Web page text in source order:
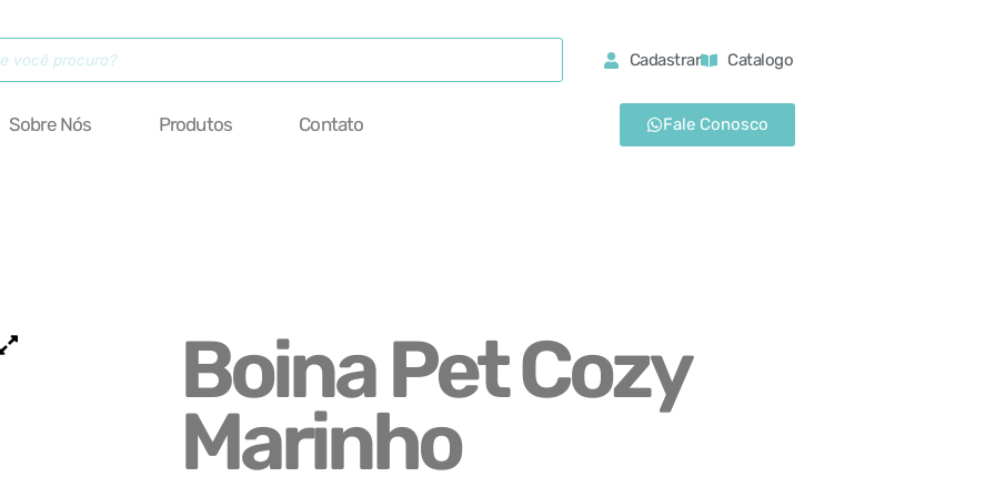
Cadastrar Catalogo
Sobre Nós Produtos Contato Fale Conosco
Boina Pet Cozy
Marinho